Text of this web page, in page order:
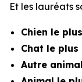
Et les lauréats
Chien le
Chat le plus
Autre